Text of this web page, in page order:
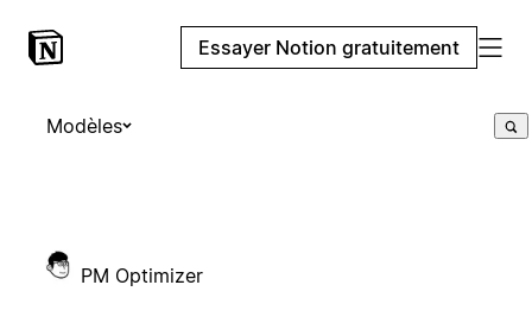
Essayer Notion gratuitement
Modèles
PM Optimizer